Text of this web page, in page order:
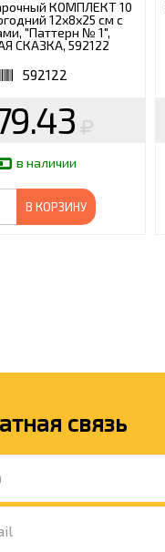
КОМПЛЕКТ 10
12х8х25 см с
"Паттерн № 1",
СКАЗКА, 592122
592122
в наличии
В КОРЗИНУ
связь